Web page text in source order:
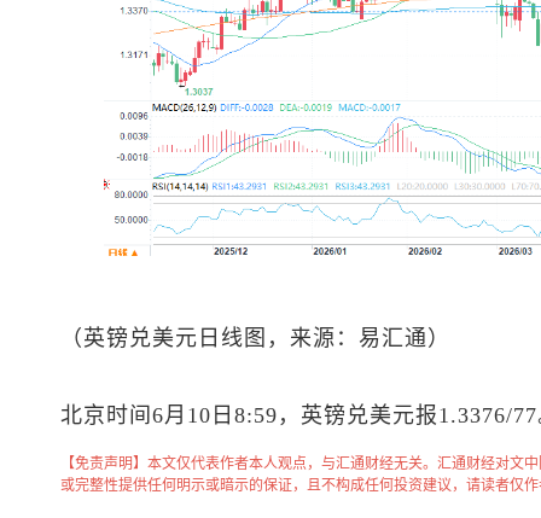
（ 英镑兑美元 日线图，来源：易汇通）
北京时间6月10日8:59， 英镑兑美元报1.3376/
【免责声明】本文仅代表作者本人观点，与汇通财经无关。汇通财经对文
或完整性提供任何明示或暗示的保证，且不构成任何投资建议，请读者仅